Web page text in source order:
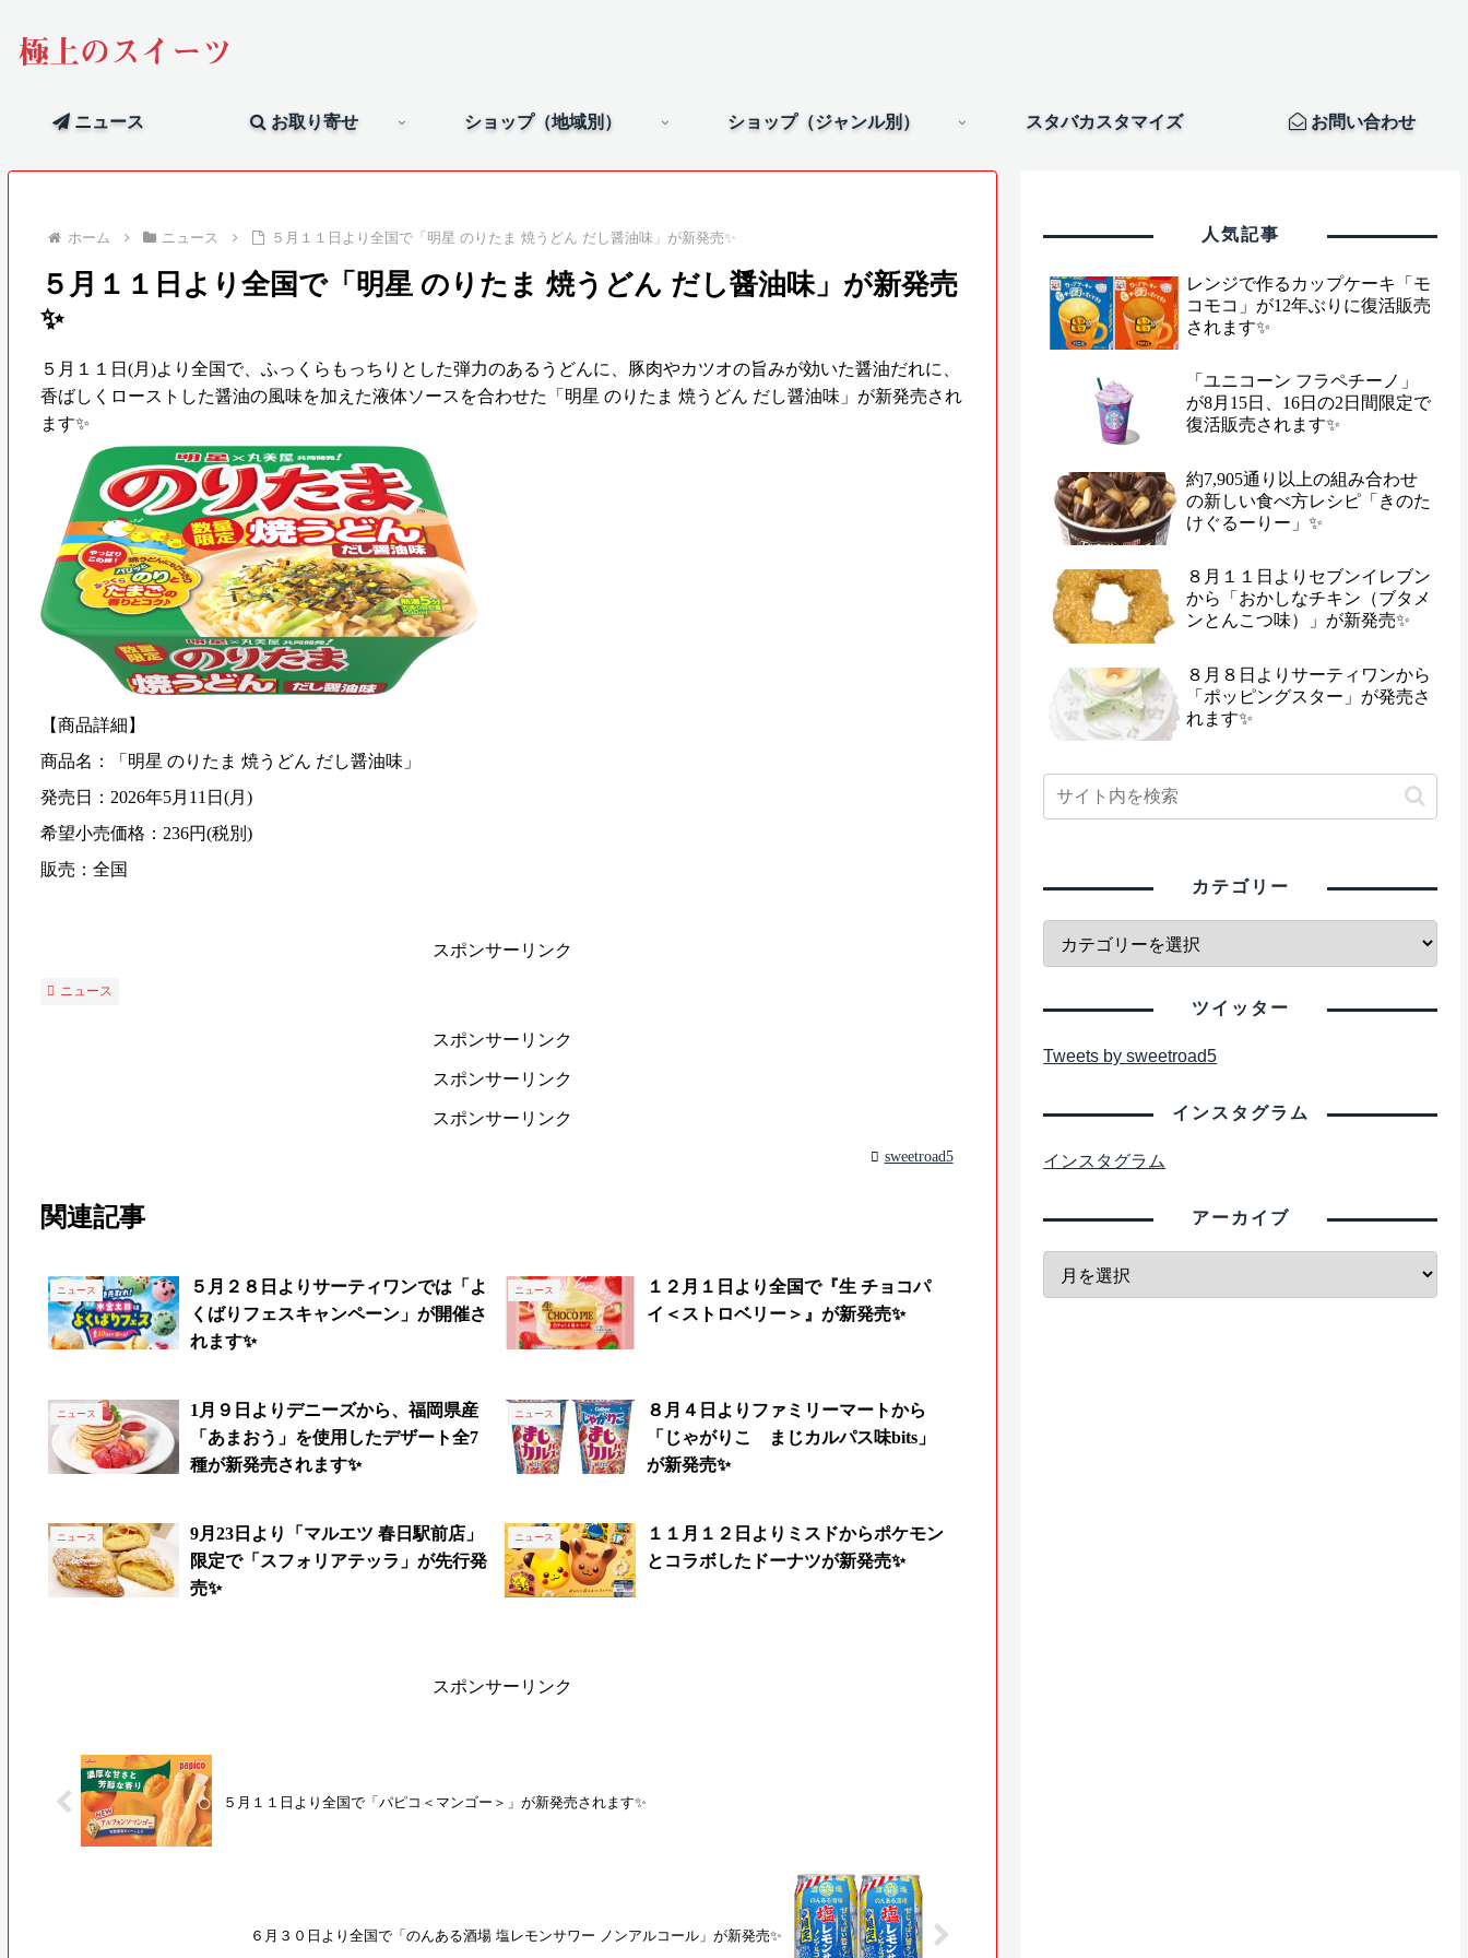
極上のスイーツ
ニュース お取り寄せ ショップ（地域別） ショップ（ジャンル別） スタバカスタマイズ お問い合わせ
ホーム ニュース ５月１１日より全国で「明星 のりたま 焼うどん だし醤油味」が新発売✨
５月１１日より全国で「明星 のりたま 焼うどん だし醤油味」が新発売
✨
５月１１日(月)より全国で、ふっくらもっちりとした弾力のあるうどんに、豚肉やカツオの旨みが効いた醤油だれに、
香ばしくローストした醤油の風味を加えた液体ソースを合わせた「明星 のりたま 焼うどん だし醤油味」が新発売され
ます✨
【商品詳細】
商品名：「明星 のりたま 焼うどん だし醤油味」
発売日：2026年5月11日(月)
希望小売価格：236円(税別)
販売：全国
スポンサーリンク
ニュース
スポンサーリンク
スポンサーリンク
スポンサーリンク
sweetroad5
関連記事
ニュース
５月２８日よりサーティワンでは「よ
くばりフェスキャンペーン」が開催さ
れます✨
ニュース
１２月１日より全国で『生 チョコパ
イ＜ストロベリー＞』が新発売✨
ニュース
1月９日よりデニーズから、福岡県産
「あまおう」を使用したデザート全7
種が新発売されます✨
ニュース
８月４日よりファミリーマートから
「じゃがりこ まじカルパス味bits」
が新発売✨
ニュース
9月23日より「マルエツ 春日駅前店」
限定で「スフォリアテッラ」が先行発
売✨
ニュース
１１月１２日よりミスドからポケモン
とコラボしたドーナツが新発売✨
スポンサーリンク
５月１１日より全国で「パピコ＜マンゴー＞」が新発売されます✨
６月３０日より全国で「のんある酒場 塩レモンサワー ノンアルコール」が新発売✨
人気記事
レンジで作るカップケーキ「モ
コモコ」が12年ぶりに復活販売
されます✨
「ユニコーン フラペチーノ」
が8月15日、16日の2日間限定で
復活販売されます✨
約7,905通り以上の組み合わせ
の新しい食べ方レシピ「きのた
けぐるーりー」✨
８月１１日よりセブンイレブン
から「おかしなチキン（ブタメ
ンとんこつ味）」が新発売✨
８月８日よりサーティワンから
「ポッピングスター」が発売さ
れます✨
カテゴリー
ツイッター
Tweets by sweetroad5
インスタグラム
インスタグラム
アーカイブ